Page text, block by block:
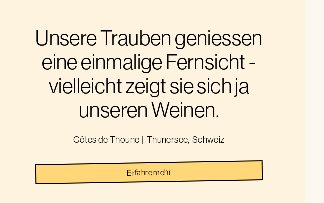
Unsere Trauben geniessen
eine einmalige Fernsicht -
vielleicht zeigt sie sich ja
unseren Weinen.
Côtes de Thoune | Thunersee, Schweiz
Erfahre mehr